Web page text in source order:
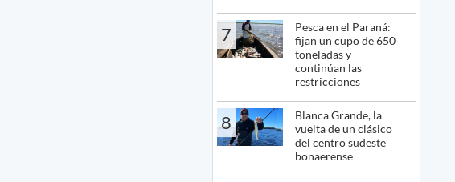
7
Pesca en el Paraná:
fijan un cupo de 650
toneladas y
continúan las
restricciones
8
Blanca Grande, la
vuelta de un clásico
del centro sudeste
bonaerense